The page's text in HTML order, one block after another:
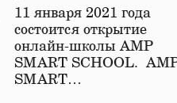
11 января 2021 года
состоится открытие
онлайн-школы АМР
SMART SCHOOL.
SMART…